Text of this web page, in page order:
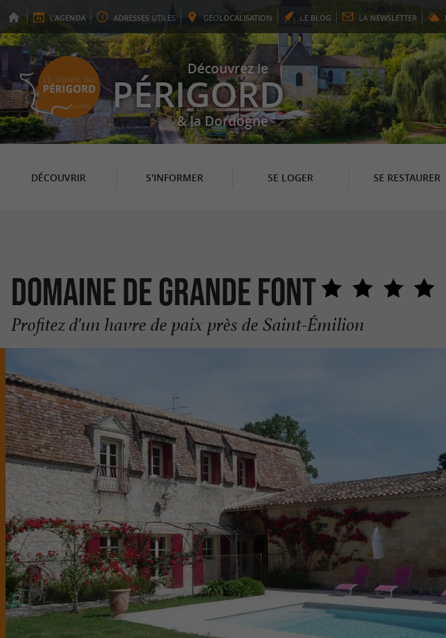
L'AGENDA ADRESSES UTILES GEOLOCALISATION LE BLOG LA NEWSLETTER
Découvrez le
PÉRIGORD
& la Dordogne
DÉCOUVRIR S'INFORMER SE LOGER SE RESTAURER
Domaine de Grande Font
Profitez d'un havre de paix près de Saint-Émilion